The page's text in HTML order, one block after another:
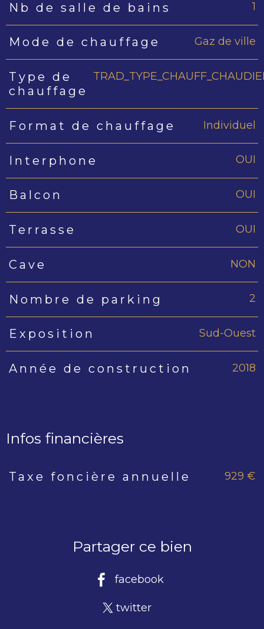
Nb de salle de bains 1
Mode de chauffage Gaz de ville
Type de
chauffage
Format de chauffage Individuel
Interphone OUI
Balcon OUI
Terrasse OUI
Cave NON
Nombre de parking 2
Exposition Sud-Ouest
Année de construction 2018
Infos financières
Caractéristiques Valeurs
Taxe foncière annuelle 929 €
Partager ce bien
facebook
twitter